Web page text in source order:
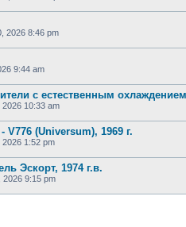
2026 8:46 pm
9:44 am
с естественным охлаждением
10:33 am
V776 (Universum), 1969 г.
1:52 pm
Эскорт, 1974 г.в.
9:15 pm